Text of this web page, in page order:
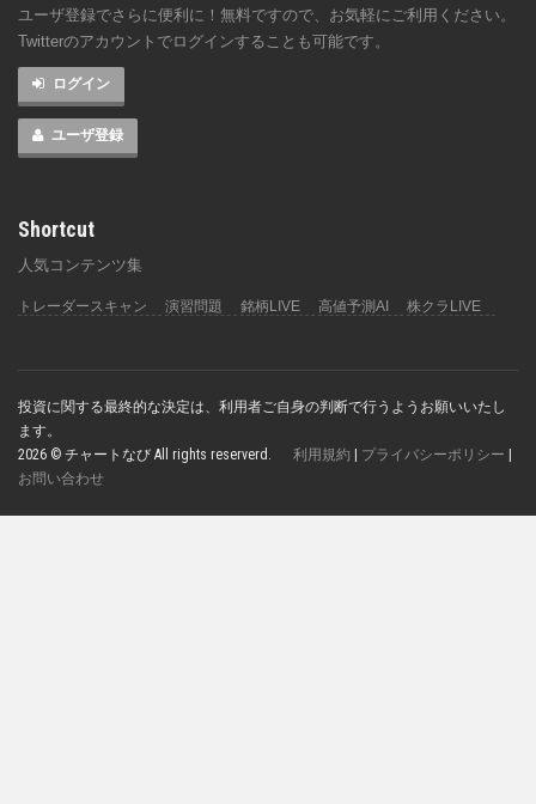
ユーザ登録でさらに便利に！無料ですので、お気軽にご利用ください。
Twitterのアカウントでログインすることも可能です。
ログイン
ユーザ登録
Shortcut
人気コンテンツ集
トレーダースキャン 演習問題 銘柄LIVE 高値予測AI 株クラLIVE
投資に関する最終的な決定は、利用者ご自身の判断で行うようお願いいたし
ます。
2026 © チャートなび All rights reserverd. 利用規約 プライバシーポリシー
お問い合わせ